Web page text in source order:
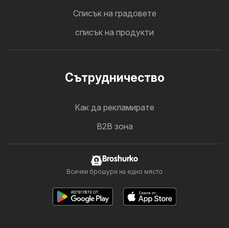
Cписък на градовете
списък на продукти
Cътрудничество
Как да рекламирате
B2B зона
Broshurko
Всички брошури на едно място